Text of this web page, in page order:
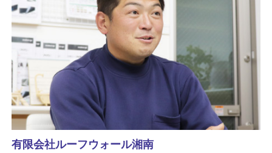
有限会社ルーフウォール湘南